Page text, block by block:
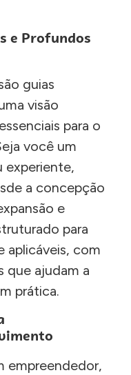
e Profundos
guias
visão
para o
você um
experiente,
a concepção
e
para
aplicáveis, com
que ajudam a
prática.
empreendedor,